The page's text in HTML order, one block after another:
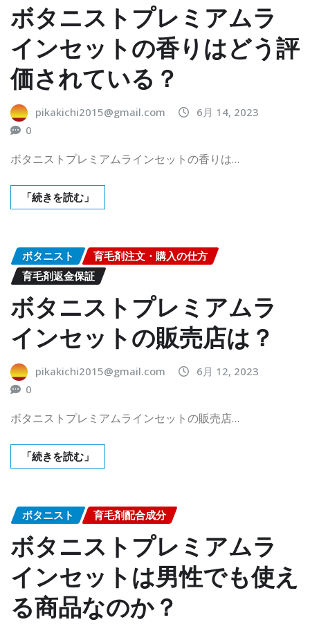
ボタニストプレミアムラ
インセットの香りはどう評
価されている？
pikakichi2015@gmail.com
6月 14, 2023
0
ボタニストプレミアムラインセットの香りは…
「続きを読む」
ボタニスト
育毛剤注文・購入の仕方
育毛剤返金保証
ボタニストプレミアムラ
インセットの販売店は？
pikakichi2015@gmail.com
6月 12, 2023
0
ボタニストプレミアムラインセットの販売店…
「続きを読む」
ボタニスト 育毛剤配合成分
ボタニストプレミアムラ
インセットは男性でも使え
る商品なのか？